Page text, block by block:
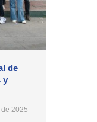
de
y
2025